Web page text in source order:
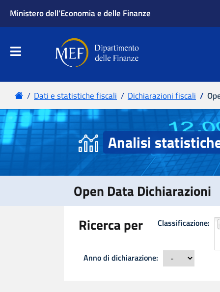
Ministero dell'Economia e delle Finanze
Apri menu principale
Dipartimento delle Finanze
Menu principale
HomeDati e statistiche fiscali Dichiarazioni fiscali
Analisi
Open Data Dichiarazioni
Ricerca per
Classificazione:
Anno di dichiarazione: